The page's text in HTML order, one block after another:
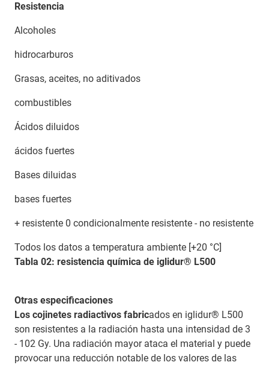
Resistencia
Alcoholes
hidrocarburos
Grasas, aceites, no aditivados
combustibles
Ácidos diluidos
ácidos fuertes
Bases diluidas
bases fuertes
+ resistente 0 condicionalmente resistente - no resistente
Todos los datos a temperatura ambiente [+20 °C]
Tabla 02: resistencia química de iglidur® L500
Otras especificaciones
Los cojinetes radiactivos fabricados en iglidur® L500
son resistentes a la radiación hasta una intensidad de 3
- 102 Gy. Una radiación mayor ataca el material y puede
provocar una reducción notable de los valores de las